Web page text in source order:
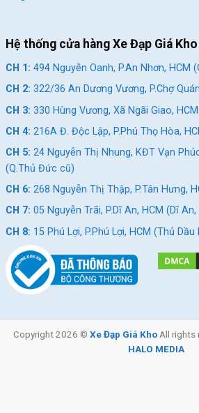
Hệ thống cửa hàng Xe Đạp Giá Kho
CH 1: 494 Nguyễn Oanh, P.An Nhơn, HCM
CH 2: 322/36 An Dương Vương, P.Chợ
CH 3: 330 Hùng Vương, Xã Ngãi Giao,
CH 4: 216A Đ. Độc Lập, P.Phú Thọ Hòa,
CH 5: 24 Nguyễn Thị Nhung, KĐT Vạn
(Q.Thủ Đức cũ)
CH 6: 268 Nguyễn Thị Thập, P.Tân Hưng,
CH 7: 05 Nguyễn Trãi, P.Dĩ An, HCM (Dĩ
CH 8: 15 Phú Lợi, P.Phú Lợi, HCM (Thủ
Copyright 2026 © Xe Đạp Giá Kho All rights
HALO MEDIA